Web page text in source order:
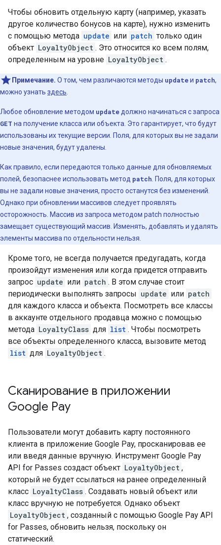
Чтобы обновить отдельную карту (например, указать
другое количество бонусов на карте), нужно изменить
с помощью метода update или patch только один
объект LoyaltyObject . Это относится ко всем полям,
определенным на уровне LoyaltyObject .
Примечание. О том, чем различаются методы updateи patch,
можно узнать здесь
Любое обновление методом update должно начинаться с запроса
GET на получение класса или объекта. Это гарантирует, что будут
использованы их текущие версии. Поля, для которых вы не задали
новые значения, будут удалены.
Как правило, если передаются только данные для обновляемых
полей, безопаснее использовать метод patch . Поля, для которых
вы не задали новые значения, просто останутся без изменений.
Однако при обновлении массивов следует проявлять
осторожность. Массив из запроса методом patch полностью
замещает существующий массив. Изменять, добавлять и удалять
элементы массива по отдельности нельзя.
Кроме того, не всегда получается предугадать, когда
произойдут изменения или когда придется отправить
запрос update или patch . В этом случае стоит
периодически выполнять запросы update или patch
для каждого класса и объекта. Посмотреть все классы
в аккаунте отдельного продавца можно с помощью
метода LoyaltyClass для list . Чтобы посмотреть
все объекты определенного класса, вызовите метод
list для LoyaltyObject .
Сканирование в приложении
Google Pay
Пользователи могут добавить карту постоянного
клиента в приложение Google Pay, просканировав ее
или введя данные вручную. Инструмент Google Pay
API for Passes создаст объект LoyaltyObject ,
который не будет ссылаться на ранее определенный
класс LoyaltyClass . Создавать новый объект или
класс вручную не потребуется. Однако объект
LoyaltyObject , созданный с помощью Google Pay API
for Passes, обновить нельзя, поскольку он
статический.